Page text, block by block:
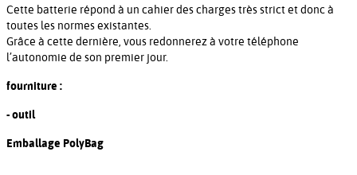
Cette batterie répond à un cahier des charges très strict et donc à
toutes les normes existantes.
Grâce à cette dernière, vous redonnerez à votre téléphone
l’autonomie de son premier jour.
fourniture :
- outil
Emballage PolyBag